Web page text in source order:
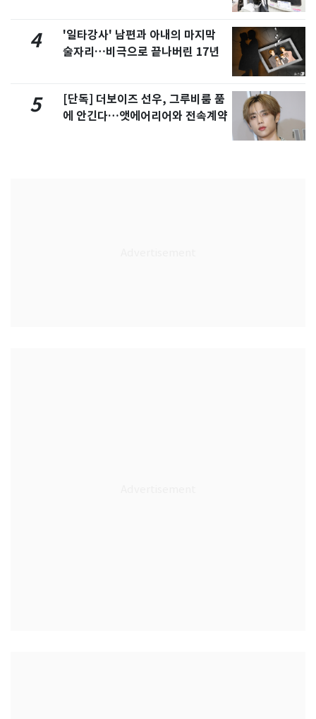
4
'일타강사' 남편과 아내의 마지막
술자리…비극으로 끝나버린 17년
5
[단독] 더보이즈 선우, 그루비룸 품
에 안긴다…앳에어리어와 전속계약